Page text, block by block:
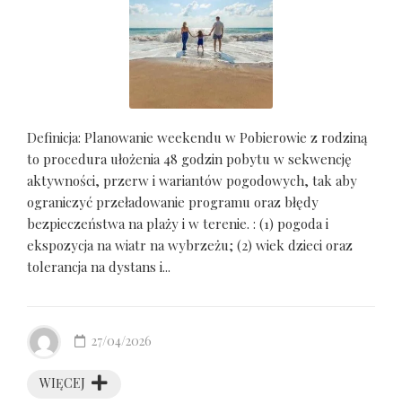
Definicja: Planowanie weekendu w Pobierowie z rodziną
to procedura ułożenia 48 godzin pobytu w sekwencję
aktywności, przerw i wariantów pogodowych, tak aby
ograniczyć przeładowanie programu oraz błędy
bezpieczeństwa na plaży i w terenie. : (1) pogoda i
ekspozycja na wiatr na wybrzeżu; (2) wiek dzieci oraz
tolerancja na dystans i...
WIĘCEJ
27/04/2026